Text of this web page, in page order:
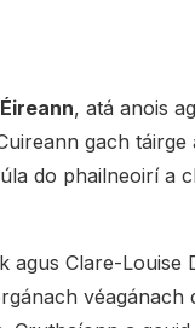
, atá anois
gach táirge
do phailneoirí a
agus Clare-Louise
véagánach